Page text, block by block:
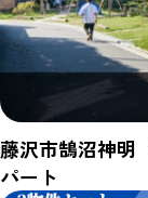
藤沢市鵠沼神明
パート